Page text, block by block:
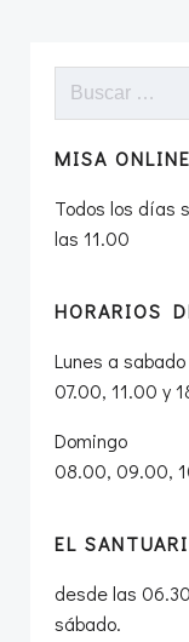
Buscar:
MISA ONLINE
Todos los días
las 11.00
HORARIOS
Lunes a sabado
07.00, 11.00 y
Domingo
08.00, 09.00,
EL
desde las
sábado.